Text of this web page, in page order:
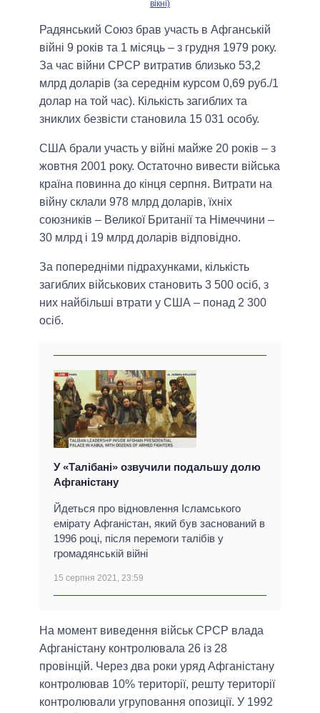
вікні)
Радянський Союз брав участь в Афганській
війні 9 років та 1 місяць – з грудня 1979 року.
За час війни СРСР витратив близько 53,2
млрд доларів (за середнім курсом 0,69 руб./1
долар на той час). Кількість загиблих та
зниклих безвісти становила 15 031 особу.
США брали участь у війні майже 20 років – з
жовтня 2001 року. Остаточно вивести війська
країна повинна до кінця серпня. Витрати на
війну склали 978 млрд доларів, їхніх
союзників – Великої Британії та Німеччини –
30 млрд і 19 млрд доларів відповідно.
За попередніми підрахунками, кількість
загиблих військових становить 3 500 осіб, з
них найбільші втрати у США – понад 2 300
осіб.
У «Талібані» озвучили подальшу долю
Афганістану
Йдеться про відновлення Ісламського
емірату Афганістан, який був заснований в
1996 році, після перемоги талібів у
громадянській війні
15 серпня 2021, 23:59
На момент виведення військ СРСР влада
Афганістану контролювала 26 із 28
провінцій. Через два роки уряд Афганістану
контролював 10% території, решту території
контролювали угруповання опозиції. У 1992